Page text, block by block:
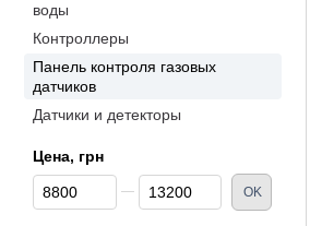
воды
Контроллеры
Панель контроля газовых
датчиков
Датчики и детекторы
Цена, грн
От Цена, грн
До Цена, грн OK